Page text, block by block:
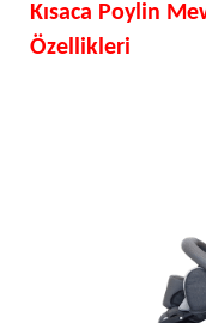
Kısaca Poylin
Özellikleri